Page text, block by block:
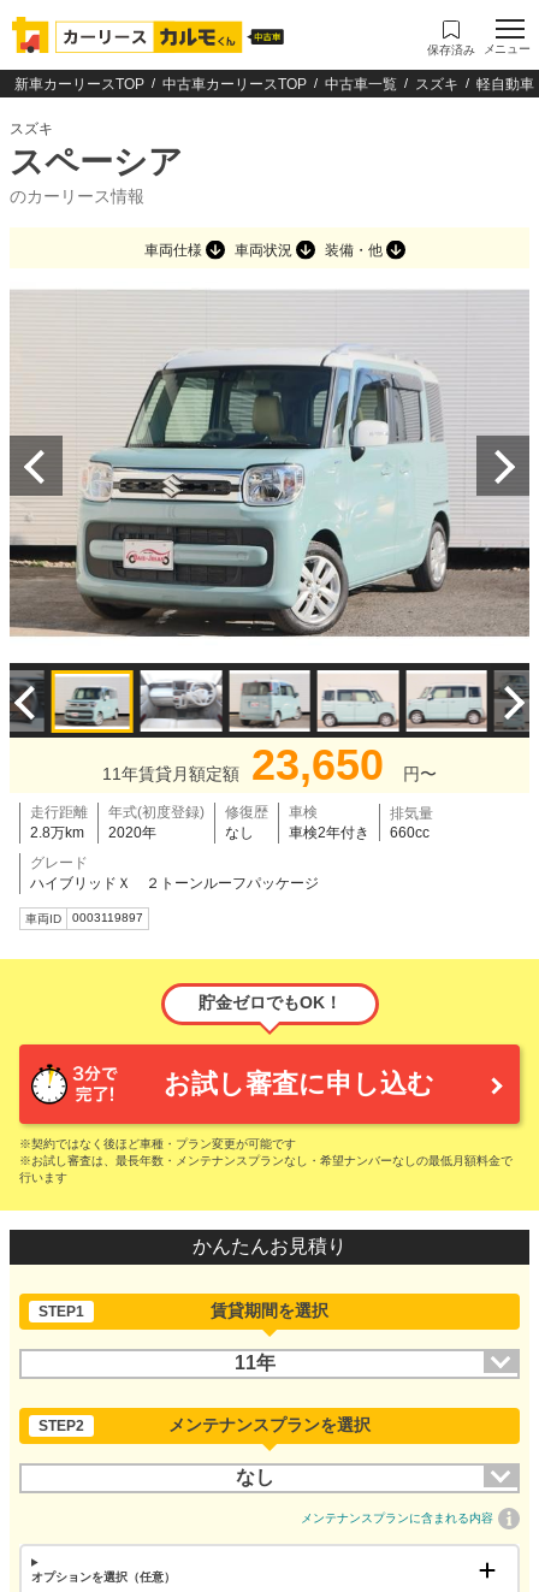
保存済み メニュー
新車カーリースTOP 中古車カーリースTOP 中古車一覧 スズキ 軽自動車
スズキ
スペーシア
のカーリース情報
車両仕様 車両状況 装備・他
11年賃貸月額定額 23,650 円〜
走行距離
2.8万km
年式(初度登録)
2020年
修復歴
なし
車検
車検2年付き
排気量
660cc
グレード
ハイブリッドＸ ２トーンルーフパッケージ
車両ID 0003119897
貯金ゼロでもOK！
お試し審査に申し込む
※契約ではなく後ほど車種・プラン変更が可能です
※お試し審査は、最長年数・メンテナンスプランなし・希望ナンバーなしの最低月額料金で
行います
かんたんお見積り
STEP1 賃貸期間を選択
11年
STEP2 メンテナンスプランを選択
なし
メンテナンスプランに含まれる内容
オプションを選択（任意）